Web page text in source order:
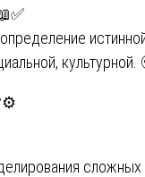
сложных